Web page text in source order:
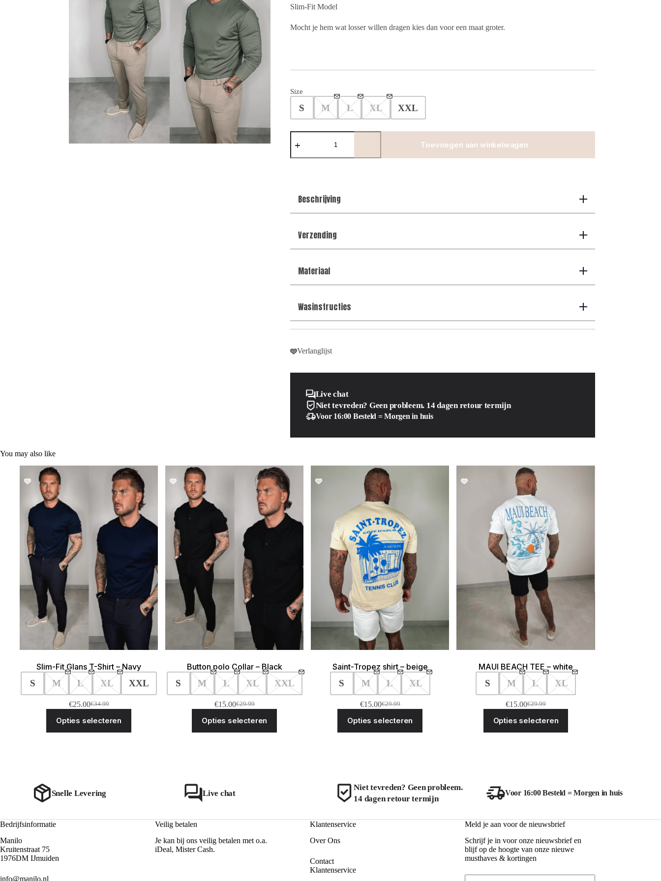
Slim-Fit Model
Mocht je hem wat losser willen dragen kies dan voor een maat groter.
Size
S M L XL XXL
Longsleeve
Glans
-
Toevoegen aan winkelwagen
Beschrijving
Verzending
Materiaal
Wasinstructies
Verlanglijst
Live chat
Niet tevreden? Geen probleem. 14 dagen retour termijn
Voor 16:00 Besteld = Morgen in huis
You may also like
SALE!
Slim-Fit Glans T-Shirt – Navy
S M L XL XXL
€34.99
Oorspronkelijke
prijs
was:
€34.99.
€25.00Huidige
prijs
is:
€25.00.
Opties selecteren
SALE!
Button polo Collar – Black
S M L XL XXL
€29.99
Oorspronkelijke
prijs
was:
€29.99.
€15.00Huidige
prijs
is:
€15.00.
Opties selecteren
SALE!
Saint-Tropez shirt – beige
S M L XL
€29.99
Oorspronkelijke
prijs
was:
€29.99.
€15.00Huidige
prijs
is:
€15.00.
Opties selecteren
gekozen
worden
op
SALE!
MAUI BEACH TEE – white
S M L XL
€29.99
Oorspronkelijke
prijs
was:
€29.99.
€15.00Huidige
prijs
is:
€15.00.
Opties selecteren
worden
Snelle Levering Live chat
Niet tevreden? Geen probleem.
14 dagen retour termijn
Voor 16:00 Besteld = Morgen in huis
Bedrijfsinformatie
Manilo
Kruitenstraat 75
1976DM IJmuiden
info@manilo.nl
Veilig betalen
Je kan bij ons veilig betalen met o.a.
iDeal, Mister Cash.
Klantenservice
Over Ons
Contact
Klantenservice
Meld je aan voor de nieuwsbrief
Schrijf je in voor onze nieuwsbrief en
blijf op de hoogte van onze nieuwe
musthaves & kortingen